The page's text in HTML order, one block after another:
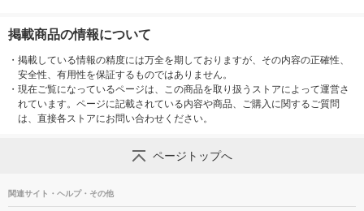
掲載商品の情報について
・ 掲載している情報の精度には万全を期しておりますが、その内容の正確性、
安全性、有用性を保証するものではありません。
・ 現在ご覧になっているページは、この商品を取り扱うストアによって運営さ
れています。ページに記載されている内容や商品、ご購入に関するご質問
は、直接各ストアにお問い合わせください。
ページトップへ
関連サイト・ヘルプ・その他